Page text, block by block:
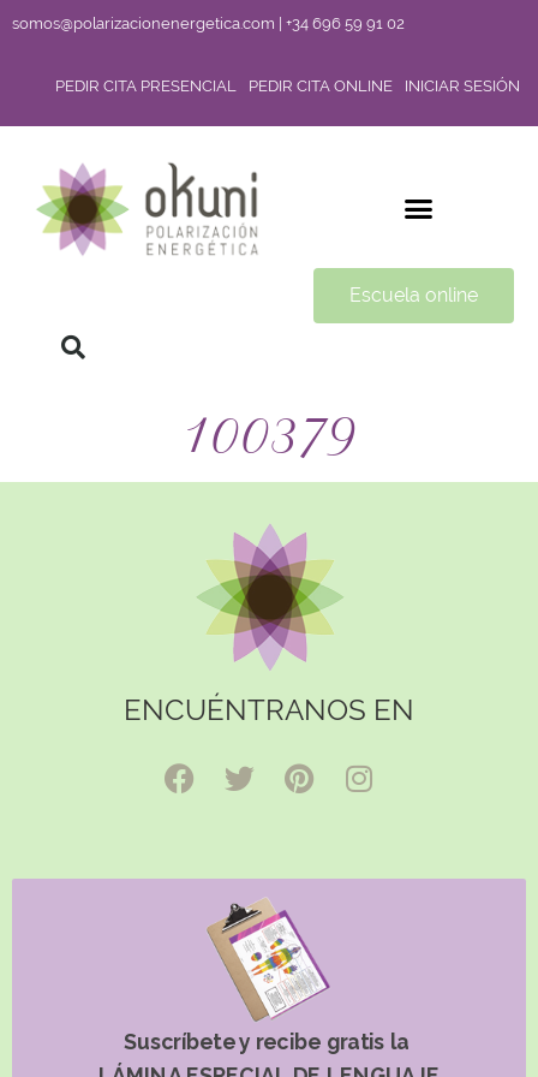
somos@polarizacionenergetica.com | +34 696 59 91 02
PEDIR CITA PRESENCIAL PEDIR CITA ONLINE INICIAR SESIÓN
Escuela online
100379
ENCUÉNTRANOS EN
Suscríbete y recibe gratis la